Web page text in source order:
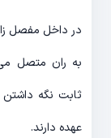
در داخل مفصل
به ران متصل
ثابت نگه
عهده دارند.